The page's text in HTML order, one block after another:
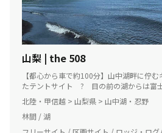
山梨 | the 508
【都心から車で約100分】山中湖畔に
たテントサイト ? 目の前の湖からは富
北陸・甲信越 > 山梨県 > 山中湖・忍野
林間 / 湖